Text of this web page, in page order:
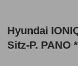
Hyundai
Sitz-P. PANO